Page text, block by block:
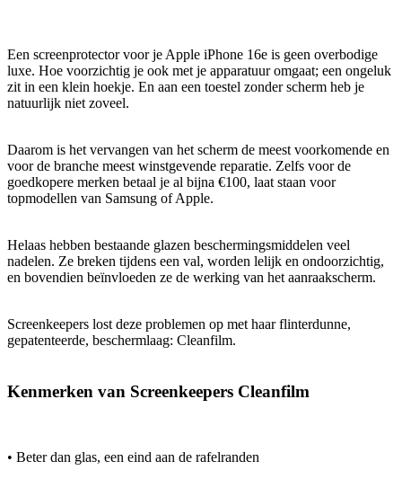
Een screenprotector voor je Apple iPhone 16e is geen overbodige
luxe. Hoe voorzichtig je ook met je apparatuur omgaat; een ongeluk
zit in een klein hoekje. En aan een toestel zonder scherm heb je
natuurlijk niet zoveel.
Daarom is het vervangen van het scherm de meest voorkomende en
voor de branche meest winstgevende reparatie. Zelfs voor de
goedkopere merken betaal je al bijna €100, laat staan voor
topmodellen van Samsung of Apple.
Helaas hebben bestaande glazen beschermingsmiddelen veel
nadelen. Ze breken tijdens een val, worden lelijk en ondoorzichtig,
en bovendien beïnvloeden ze de werking van het aanraakscherm.
Screenkeepers lost deze problemen op met haar flinterdunne,
gepatenteerde, beschermlaag: Cleanfilm.
Kenmerken van Screenkeepers Cleanfilm
• Beter dan glas, een eind aan de rafelranden